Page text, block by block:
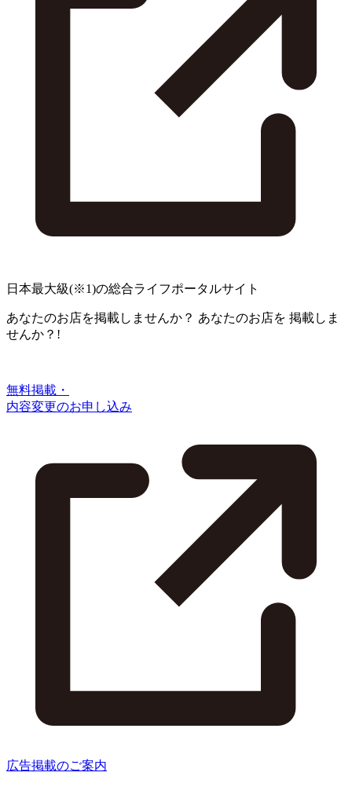
日本最大級(※1)の総合ライフポータルサイト
あなたのお店を掲載しませんか？ あなたのお店を 掲載しま
せんか？!
無料掲載・
内容変更のお申し込み
広告掲載のご案内